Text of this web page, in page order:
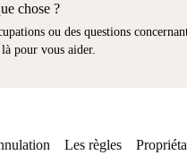
chose ?
ou des questions
pour vous aider.
Les règles